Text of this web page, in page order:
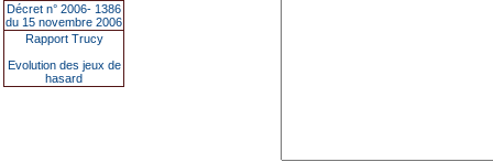
Décret n° 2006- 1386
du 15 novembre 2006
Rapport Trucy
Evolution des jeux de
hasard